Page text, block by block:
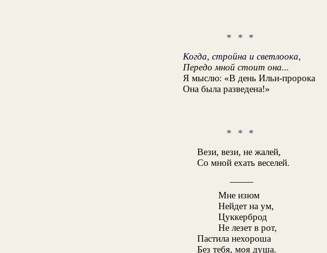
* * *
Когда, стройна и светлоока,
Передо мной стоит она...
Я мыслю: «В день Ильи-пророка
Она была разведена!»
* * *
Вези, вези, не жалей,
Со мной ехать веселей.
Мне изюм
Нейдет на ум,
Цуккерброд
Не лезет в рот,
Пастила нехороша
Без тебя, моя душа.